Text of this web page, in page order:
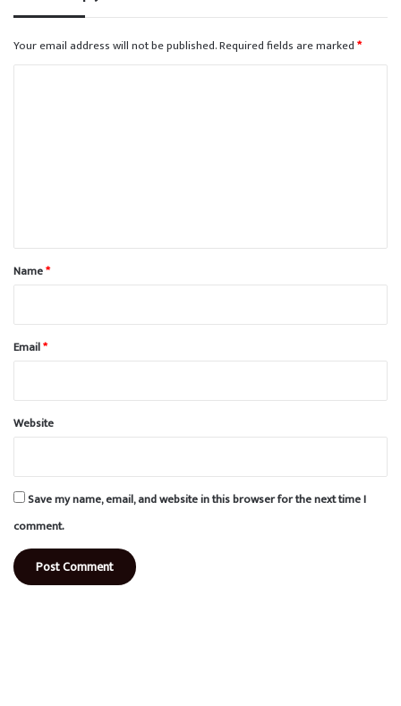
Your email address will not be published.Required fields are marked*
*
Name*
Email*
Website
Save my name, email, and website in this browser for the next time I
comment.